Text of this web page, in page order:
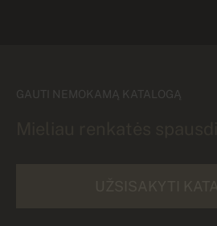
GAUTI NEMOKAMĄ KATALOGĄ